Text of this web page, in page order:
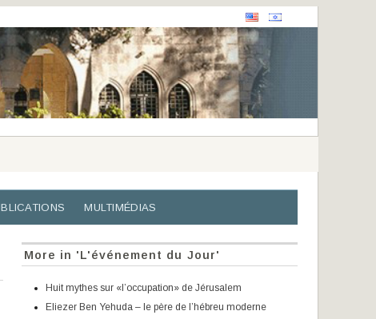
MULTIMÉDIAS
More in 'L'événement du Jour'
Huit mythes sur «l’occupation» de Jérusalem
Eliezer Ben Yehuda – le père de l’hébreu moderne